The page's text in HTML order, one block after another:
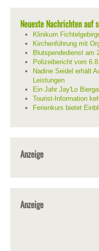
Neueste Nachrichten auf
Klinikum
Kirchenführung mit
Blutspendedienst am
Polizeibericht vom 6.8.
Nadine Seidel erhält
Leistungen
Ein Jahr Jay'Lo
Tourist-Information
Ferienkurs bietet
Anzeige
Anzeige